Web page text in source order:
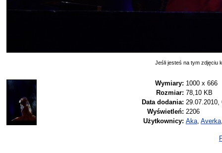
Jeśli jesteś na tym zdjęciu
Wymiary: 1000 x 666
Rozmiar: 78,10 KB
Data dodania: 29.07.2010,
Wyświetleń: 2206
Użytkownicy: Aka Averka